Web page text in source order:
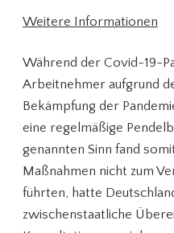
Weitere Informationen
Während der Covid-19-
Arbeitnehmer aufgrund
Bekämpfung der
eine regelmäßige
genannten Sinn fand
Maßnahmen nicht zum
führten, hatte
zwischenstaatliche